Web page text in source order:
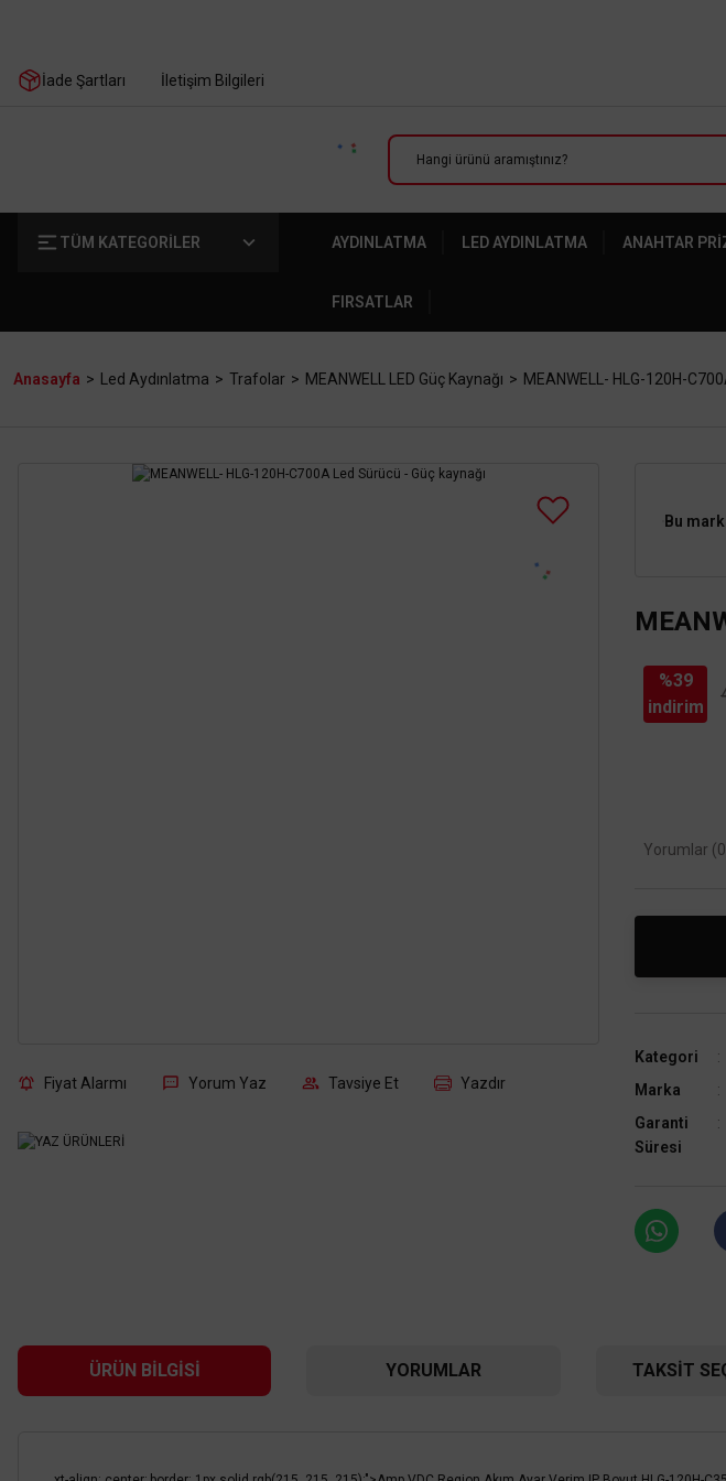
İade Şartları İletişim Bilgileri
TÜM KATEGORİLER AYDINLATMA LED AYDINLATMA ANAHTAR
FIRSATLAR
Anasayfa Led Aydınlatma Trafolar MEANWELL LED Güç Kaynağı MEANWELL- HLG-120H-
Fiyat Alarmı Yorum Yaz Tavsiye Et Yazdır
Bu
%39
indirim
Yorumlar
Kategori
Marka
Garanti
Süresi
ÜRÜN BILGISI YORUMLAR TAKSIT